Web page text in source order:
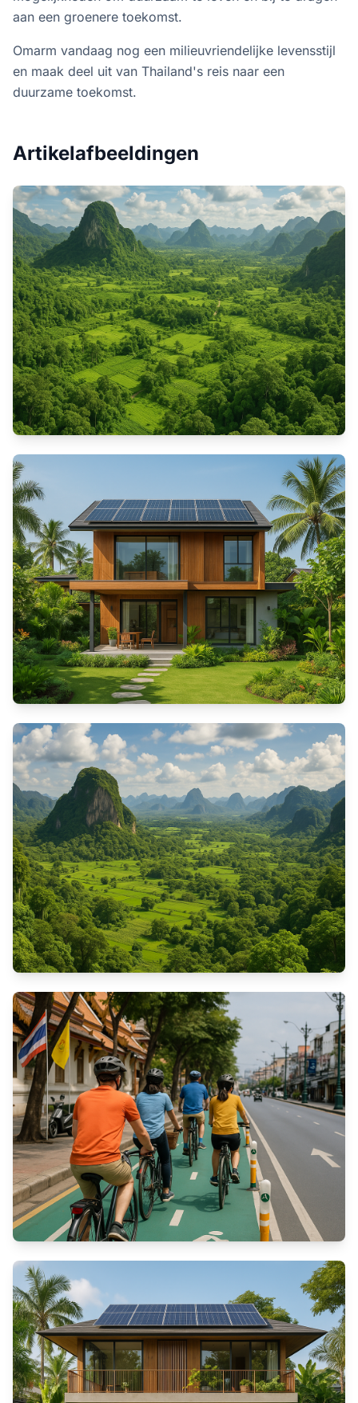
aan een groenere toekomst.
Omarm vandaag nog een milieuvriendelijke levensstijl
en maak deel uit van Thailand's reis naar een
duurzame toekomst.
Artikelafbeeldingen